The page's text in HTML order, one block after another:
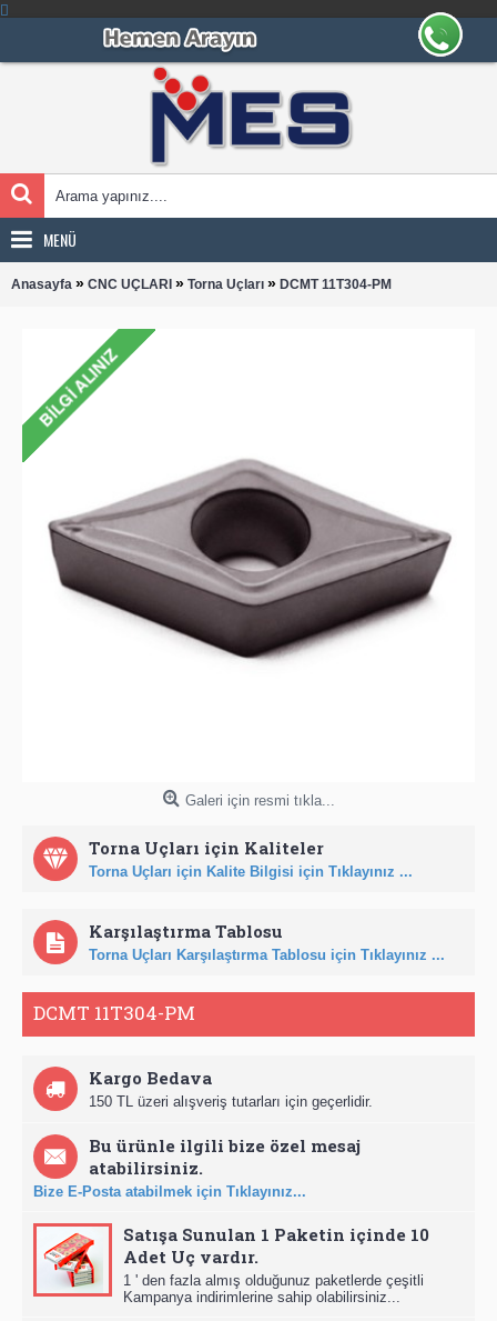
MENÜ
Anasayfa » CNC UÇLARI » Torna Uçları » DCMT 11T304-PM
Galeri için resmi tıkla...
Torna Uçları için Kaliteler
Torna Uçları için Kalite Bilgisi için Tıklayınız ...
Karşılaştırma Tablosu
Torna Uçları Karşılaştırma Tablosu için Tıklayınız ...
DCMT 11T304-PM
Kargo Bedava
150 TL üzeri alışveriş tutarları için geçerlidir.
Bu ürünle ilgili bize özel mesaj
atabilirsiniz.
Bize E-Posta atabilmek için Tıklayınız...
Satışa Sunulan 1 Paketin içinde 10
Adet Uç vardır.
1 ' den fazla almış olduğunuz paketlerde çeşitli
Kampanya indirimlerine sahip olabilirsiniz...